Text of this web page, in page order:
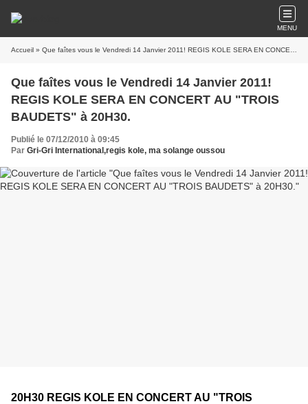
MENU
Accueil » Que faîtes vous le Vendredi 14 Janvier 2011! REGIS KOLE SERA EN CONCERT AU "TROIS BAUDETS" à 20H30.
Que faîtes vous le Vendredi 14 Janvier 2011!
REGIS KOLE SERA EN CONCERT AU "TROIS
BAUDETS" à 20H30.
Publié le 07/12/2010 à 09:45
Par Gri-Gri International,regis kole, ma solange oussou
20H30 REGIS KOLE EN CONCERT AU "TROIS